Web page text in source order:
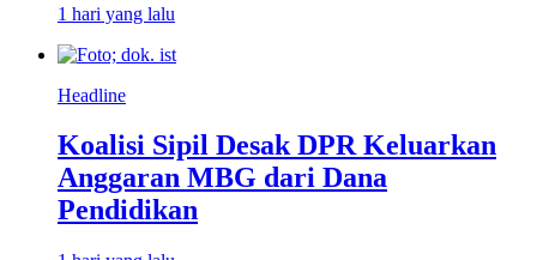
1 hari yang lalu
Headline
Koalisi Sipil Desak DPR Keluarkan
Anggaran MBG dari Dana
Pendidikan